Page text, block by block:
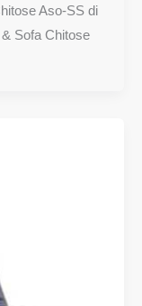
Aso-SS di
Sofa Chitose